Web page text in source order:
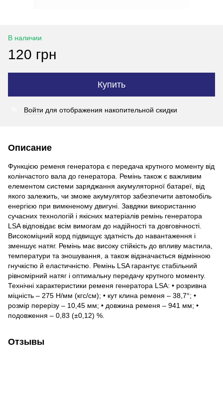
В наличии
120 грн
Купить
Войти для отображения накопительной скидки
Описание
Функцією ременя генератора є передача крутного моменту від
колінчастого вала до генератора. Ремінь також є важливим
елементом системи заряджання акумуляторної батареї, від
якого залежить, чи зможе акумулятор забезпечити автомобіль
енергією при вимкненому двигуні. Завдяки використанню
сучасних технологій і якісних матеріалів ремінь генератора
LSA відповідає всім вимогам до надійності та довговічності.
Високоміцний корд підвищує здатність до навантаження і
зменшує натяг. Ремінь має високу стійкість до впливу мастила,
температури та зношування, а також відзначається відмінною
гнучкістю й еластичністю. Ремінь LSA гарантує стабільний
рівномірний натяг і оптимальну передачу крутного моменту.
Технічні характеристики ременя генератора LSA: • розривна
міцність – 275 Н/мм (кгс/см); • кут клина ременя – 38,7°; •
розмір перерізу – 10,45 мм; • довжина ременя – 941 мм; •
подовження – 0,83 (±0,12) %.
Отзывы